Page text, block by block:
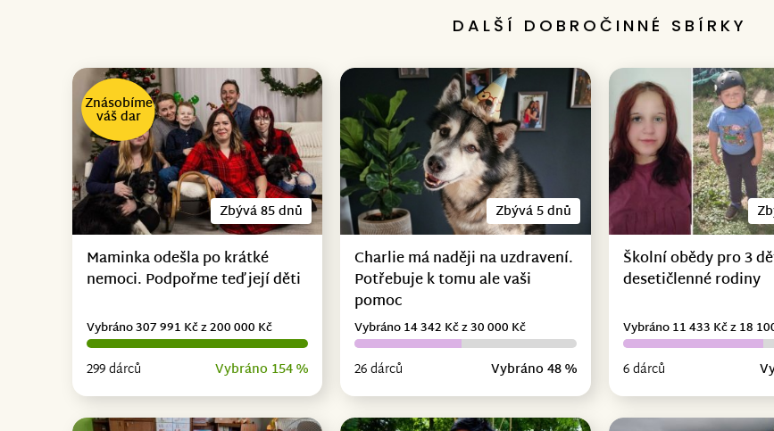
DALŠÍ DOBROČINNÉ SBÍRKY
Zbývá 85 dnů
Znásobíme
váš dar
Maminka odešla po krátké
nemoci. Podpořme teď její děti
299 dárců Vybráno 154 %
Vybráno 307 991 Kč z 200 000 Kč
Zbývá 5 dnů
Charlie má naději na uzdravení.
Potřebuje k tomu ale vaši
pomoc
26 dárců Vybráno 48 %
Vybráno 14 342 Kč z 30 000 Kč
Školní obědy pro 3
desetičlenné rodiny
6 dárců
Vybráno 11 433 Kč z 18